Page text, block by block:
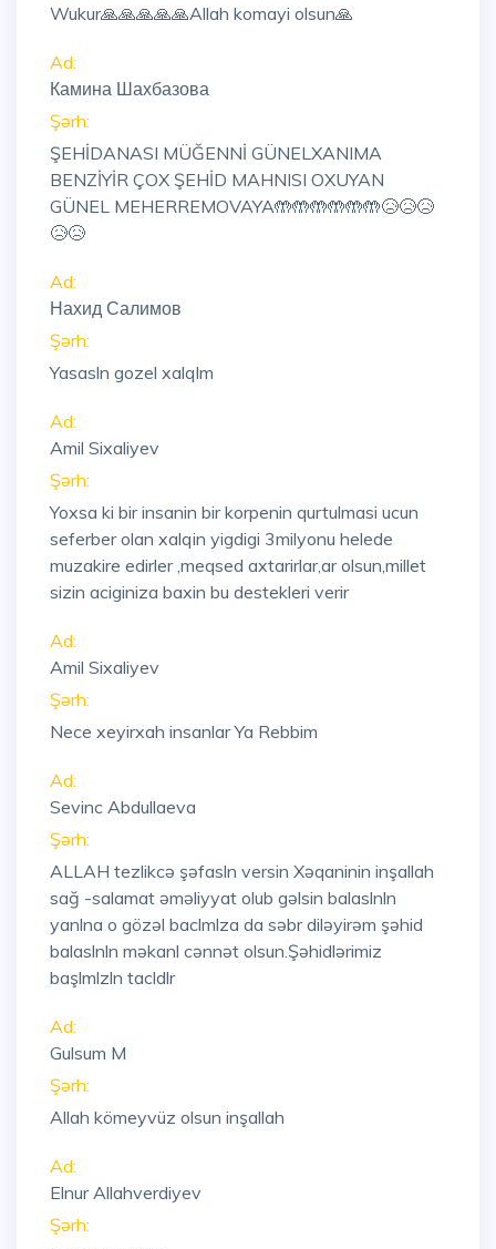
Wukur🙏🙏🙏🙏🙏Allah komayi olsun🙏
Ad:
Камина Шахбазова
Şərh:
ŞEHİDANASI MÜĞENNİ GÜNELXANIMA
BENZİYİR ÇOX ŞEHİD MAHNISI OXUYAN
GÜNEL MEHERREMOVAYA🤲🤲🤲🤲🤲🤲😥😥😥
😥😥
Ad:
Нахид Салимов
Şərh:
Yasasln gozel xalqlm
Ad:
Amil Sixaliyev
Şərh:
Yoxsa ki bir insanin bir korpenin qurtulmasi ucun
seferber olan xalqin yigdigi 3milyonu helede
muzakire edirler ,meqsed axtarirlar,ar olsun,millet
sizin aciginiza baxin bu destekleri verir
Ad:
Amil Sixaliyev
Şərh:
Nece xeyirxah insanlar Ya Rebbim
Ad:
Sevinc Abdullaeva
Şərh:
ALLAH tezlikcə şəfasln versin Xəqaninin inşallah
sağ -salamat əməliyyat olub gəlsin balaslnln
yanlna o gözəl baclmlza da səbr diləyirəm şəhid
balaslnln məkanl cənnət olsun.Şəhidlərimiz
başlmlzln tacldlr
Ad:
Gulsum M
Şərh:
Allah kömeyvüz olsun inşallah
Ad:
Elnur Allahverdiyev
Şərh: